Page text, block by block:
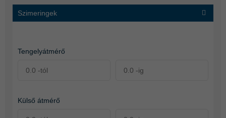
Szimeringek
Tengelyátmérő
Külső átmérő